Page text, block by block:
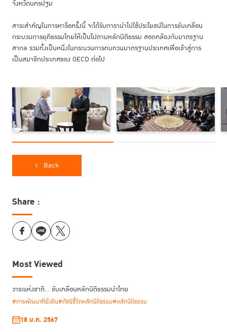
จังหวัดนครปฐม
สาระสำคัญในการหารือครั้งนี้ จะได้รับการานำไปใช้ประโยชน์ในการขับเคลื่อน
กระบวนการยุติธรรมไทยให้เป็นไปตามหลักนิติธรรม สอดคล้องกับมาตรฐาน
สากล รวมทั้งเป็นหนึ่งในกระบวนการทบทวนมาตรฐานประเทศเพื่อเข้าสู่การ
เป็นสมาชิกประเทศของ OECD ต่อไป
Back
Share :
Most Viewed
วาระแห่งชาติ… ขับเคลื่อนหลักนิติธรรมนำไทย
#การพัฒนาที่ยั่งยืน#ดัชนีชี้วัดหลักนิติธรรม#หลักนิติธรรม
18 ม.ค. 2567